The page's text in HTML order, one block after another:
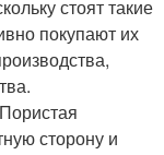
стоят такие
покупают их
сторону и